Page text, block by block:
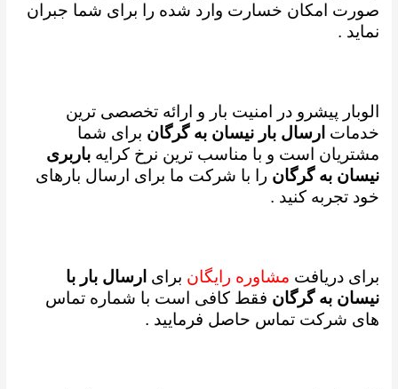
صورت امکان خسارت وارد شده را برای شما جبران
نماید .
الوبار پیشرو در امنیت بار و ارائه تخصصی ترین
خدمات ارسال بار نیسان به گرگان برای شما
مشتریان است و با مناسب ترین نرخ کرایهباربری
نیسان به گرگان را با شرکت ما برای ارسال بارهای
خود تجربه کنید .
برای دریافت مشاوره رایگان برای ارسال بار با
نیسان به گرگان فقط کافی است با شماره تماس
های شرکت تماس حاصل فرمایید .